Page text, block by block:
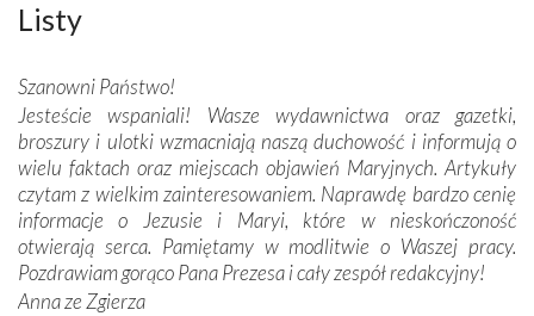
misterna architektura tych monumentalnych dzieł,
wspaniałe zdobienia, dbałość ich twórców o detale,
budowniczych.
Podążyliśmy też śladami fatimskich wizjonerów – Łucji
dos Santos oraz świętych Hiacynty i Franciszka Marto.
Modliliśmy się przy ich grobach. Odprawiliśmy Drogę
Krzyżową w ich rodzinnych stronach, odwiedziliśmy
domy, w których żyli.
W miejscu objawień Matki Bożej zapaliliśmy świece
Listy
Szanowni Państwo!
Jesteście wspaniali! Wasze wydawnictwa oraz gazetki,
broszury i ulotki wzmacniają naszą duchowość i informują o
wielu faktach oraz miejscach objawień Maryjnych. Artykuły
czytam z wielkim zainteresowaniem. Naprawdę bardzo cenię
informacje o Jezusie i Maryi, które w nieskończoność
otwierają serca. Pamiętamy w modlitwie o Waszej pracy.
Pozdrawiam gorąco Pana Prezesa i cały zespół redakcyjny!
Anna ze Zgierza